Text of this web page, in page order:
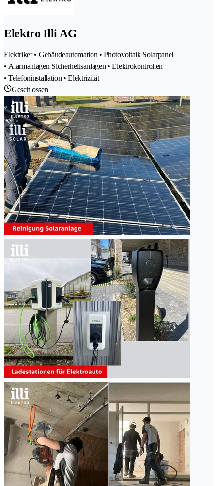
Elektro Illi AG
Elektriker • Gebäudeautomation • Photovoltaik Solarpanel
• Alarmanlagen Sicherheitsanlagen • Elektrokontrollen
• Telefoninstallation • Elektrizität
Geschlossen